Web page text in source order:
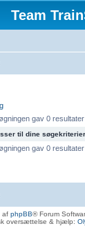
Team
gav 0 resultater
til dine søgekriterier.
gav 0 resultater
af phpBB® Forum
oversættelse & hjælp: